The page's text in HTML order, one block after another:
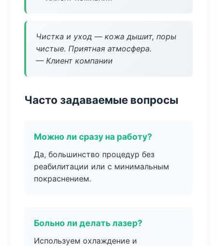
Чистка и уход — кожа дышит, поры
чистые. Приятная атмосфера.
— Клиент компании
Часто задаваемые вопросы
Можно ли сразу на работу?
Да, большинство процедур без
реабилитации или с минимальным
покраснением.
Больно ли делать лазер?
Используем охлаждение и